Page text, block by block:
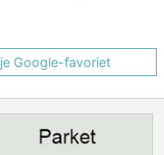
je Google-favoriet